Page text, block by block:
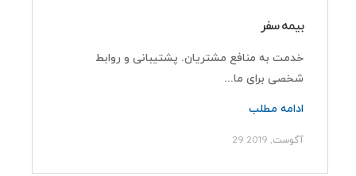
بیمه سفر
خدمت به منافع مشتریان. پشتیبانی و روابط
شخصی برای ما...
ادامه مطلب
29 آگوست, 2019